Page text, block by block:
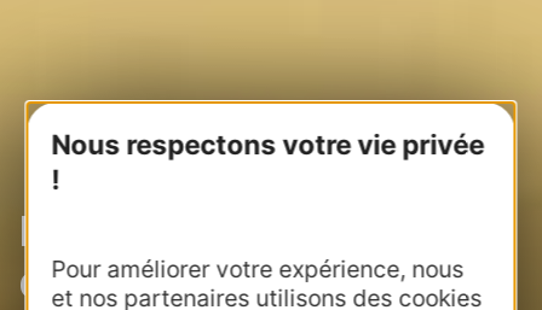
Nous respectons votre vie privée
!
Pour améliorer votre expérience, nous
et nos partenaires utilisons des cookies
Bureautique et logiciels
de gestion, PAO